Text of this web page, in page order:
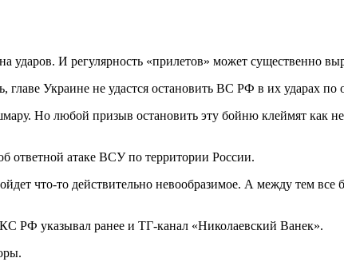
ударов. И регулярность «прилетов» может существенно
Украине не удастся остановить ВС РФ в их ударах
Но любой призыв остановить эту бойню клеймят как
ответной атаке ВСУ по территории России.
что-то действительно невообразимое. А между тем
РФ указывал ранее и ТГ-канал «Николаевский Ванек».